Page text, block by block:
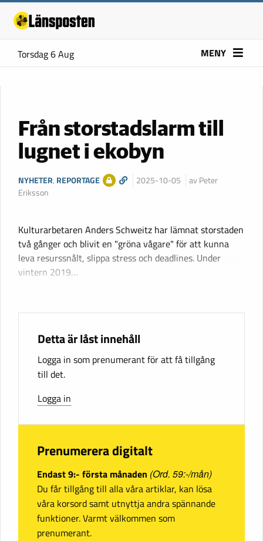
Torsdag 6 Aug MENY
Från storstadslarm till
lugnet i ekobyn
NYHETER, REPORTAGE 2025-10-05
av Peter
Eriksson
Kulturarbetaren Anders Schweitz har lämnat storstaden
två gånger och blivit en "gröna vågare" för att kunna
leva resurssnålt, slippa stress och deadlines. Under
vintern 2019…
Detta är låst innehåll
Logga in som prenumerant för att få tillgång
till det.
Logga in
Prenumerera digitalt
Endast 9:- första månaden (Ord. 59:-/mån)
Du får tillgång till alla våra artiklar, kan lösa
våra korsord samt utnyttja andra spännande
funktioner. Varmt välkommen som
prenumerant.